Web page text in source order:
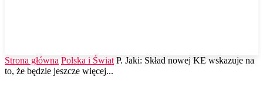
Strona główna Polska i Świat P. Jaki: Skład nowej KE wskazuje na
to, że będzie jeszcze więcej...